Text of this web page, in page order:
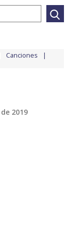
Canciones
2019